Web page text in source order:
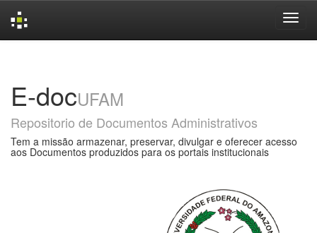
E-docUFAM
Repositorio de Documentos Administrativos
Tem a missão armazenar, preservar, divulgar e oferecer acesso
aos Documentos produzidos para os portais institucionais